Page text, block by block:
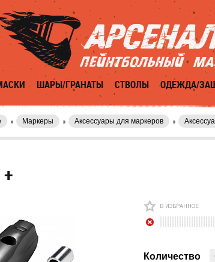
ШАРЫ/ГРАНАТЫ СТВОЛЫ ОДЕЖДА/
Маркеры Аксессуары для маркеров
В ИЗБРАННОЕ
Количество